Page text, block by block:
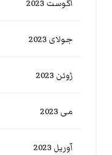
آگوست 2023
جولای 2023
ژوئن 2023
می 2023
آوریل 2023